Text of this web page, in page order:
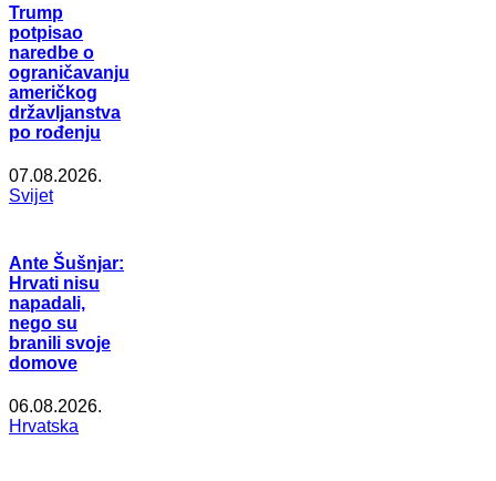
Trump
potpisao
naredbe o
ograničavanju
američkog
državljanstva
po rođenju
07.08.2026.
Svijet
Ante Šušnjar:
Hrvati nisu
napadali,
nego su
branili svoje
domove
06.08.2026.
Hrvatska